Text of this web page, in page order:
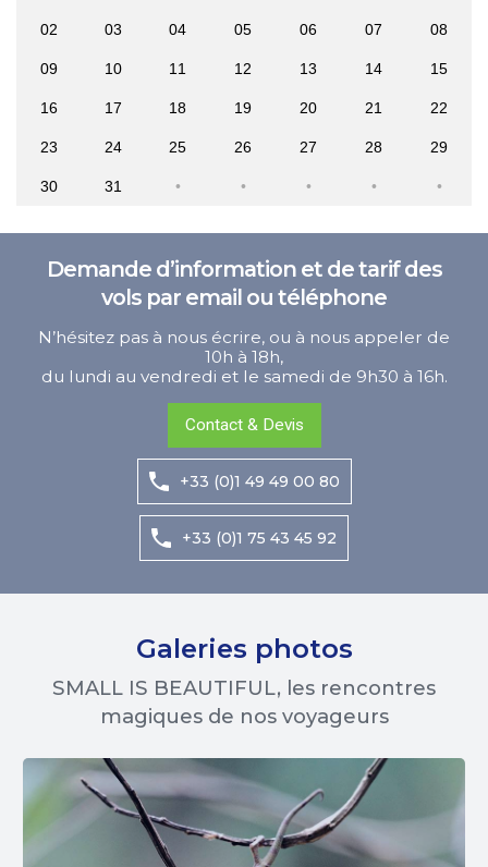
02 03 04 05 06 07 08
09 10 11 12 13 14 15
16 17 18 19 20 21 22
23 24 25 26 27 28 29
30 31
Demande d’information et de tarif des
vols par email ou téléphone
N’hésitez pas à nous écrire, ou à nous appeler de
10h à 18h,
du lundi au vendredi et le samedi de 9h30 à 16h.
Contact & Devis
+33 (0)1 49 49 00 80
+33 (0)1 75 43 45 92
Galeries photos
SMALL IS BEAUTIFUL, les rencontres
magiques de nos voyageurs